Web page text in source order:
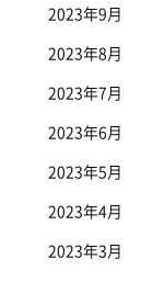
2023年9月
2023年8月
2023年7月
2023年6月
2023年5月
2023年4月
2023年3月